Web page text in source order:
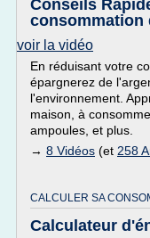
Conseils
consommation
voir la vidéo
En réduisant votre
épargnerez de
l'environnement.
maison, à
ampoules, et plus.
→ 8 Vidéos (et 258
CALCULER SA
Calculateur